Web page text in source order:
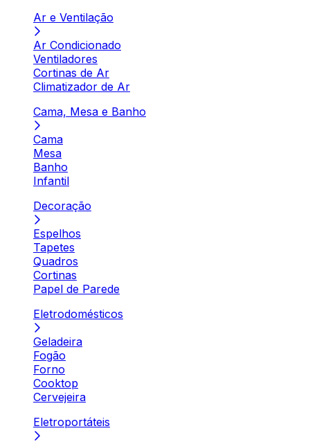
Ar e Ventilação
Ar Condicionado
Ventiladores
Cortinas de Ar
Climatizador de Ar
Cama, Mesa e Banho
Cama
Mesa
Banho
Infantil
Decoração
Espelhos
Tapetes
Quadros
Cortinas
Papel de Parede
Eletrodomésticos
Geladeira
Fogão
Forno
Cooktop
Cervejeira
Eletroportáteis